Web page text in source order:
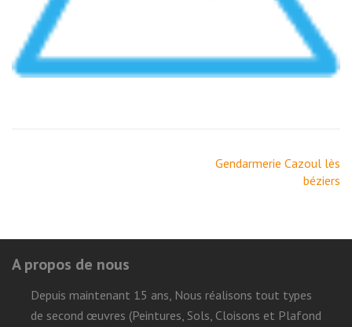
Gendarmerie Cazoul lès
béziers
A propos de nous
Depuis maintenant 15 ans, Nous réalisons tout types
de second œuvres (Peintures, Sols, Cloisons et Plafond